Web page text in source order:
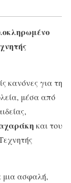
κανόνες για τη
μέσα από
και του
μια ασφαλή,